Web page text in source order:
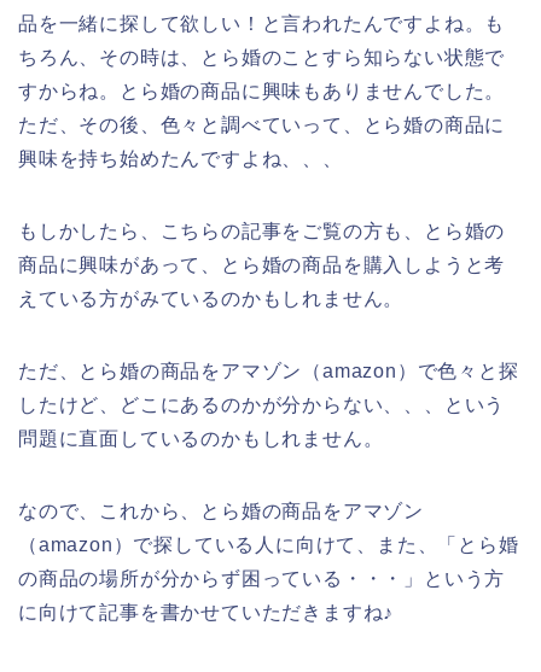
品を一緒に探して欲しい！と言われたんですよね。も
ちろん、その時は、とら婚のことすら知らない状態で
すからね。とら婚の商品に興味もありませんでした。
ただ、その後、色々と調べていって、とら婚の商品に
興味を持ち始めたんですよね、、、
もしかしたら、こちらの記事をご覧の方も、とら婚の
商品に興味があって、とら婚の商品を購入しようと考
えている方がみているのかもしれません。
ただ、とら婚の商品をアマゾン（amazon）で色々と探
したけど、どこにあるのかが分からない、、、という
問題に直面しているのかもしれません。
なので、これから、とら婚の商品をアマゾン
（amazon）で探している人に向けて、また、「とら婚
の商品の場所が分からず困っている・・・」という方
に向けて記事を書かせていただきますね♪